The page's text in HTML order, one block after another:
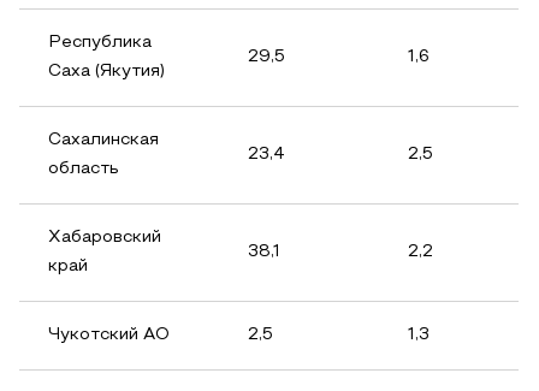
Республика
Саха (Якутия)
29,5 1,6
Сахалинская
область
23,4 2,5
Хабаровский
край
38,1 2,2
Чукотский АО 2,5 1,3